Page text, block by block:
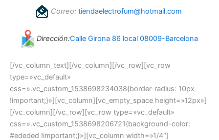
Correo: tiendaelectrofum@hotmail.com
Dirección:Calle Girona 86 local 08009-Barcelona
[/vc_column_text][/vc_column][/vc_row][vc_row
type=»vc_default»
css=».vc_custom_1538698234038{border-radius: 10px
!important;}»][vc_column][vc_empty_space height=»12px»]
[/vc_column][/vc_row][vc_row type=»vc_default»
css=».vc_custom_1538698206721{background-color:
#ededed !important;}»][vc_column width=»1/4″]